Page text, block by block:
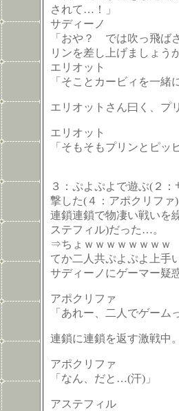
されて…！」
サディーノ
「おや？ では吹っ飛ば
リンを差し上げましょう
エリオット
「そことカービィを一
エリオットさん曰く、プ
エリオット
「そもそもプリンとピ
３：ぷよぷよで遊ぶ(２
撃した(４：アポクリフ
連鎖連鎖で物凄い戦いを
ステフィル)だった…。
⇒ちょｗｗｗｗｗｗｗｗ
てか二人共ぷよぷよ上手
サディーノにゲーマー疑
アポクリファ
「あれー、二人でゲー
連鎖に連鎖を返す激戦中
アポクリファ
「なん、だと…(汗)」
アステフィル